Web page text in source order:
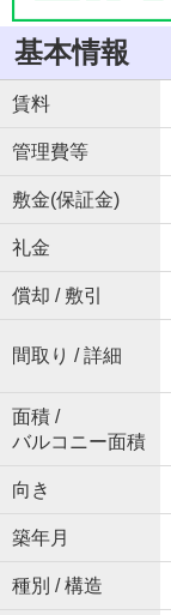
基本情報
賃料
管理費等
敷金(保証金)
礼金
償却 / 敷引
間取り / 詳細
面積 /
バルコニー面積
向き
築年月
種別 / 構造